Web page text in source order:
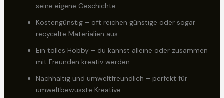
seine eigene Geschichte.
Kostengünstig – oft reichen günstige oder sogar
recycelte Materialien aus.
Ein tolles Hobby – du kannst alleine oder zusammen
mit Freunden kreativ werden.
Nachhaltig und umweltfreundlich – perfekt für
umweltbewusste Kreative.